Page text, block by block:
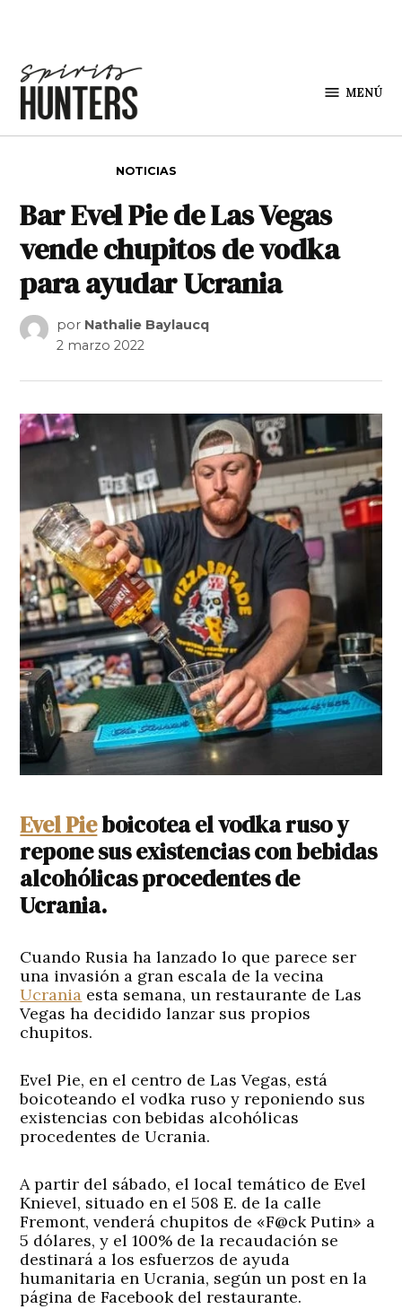
MENÚ
NOTICIAS
Bar Evel Pie de Las Vegas
vende chupitos de vodka
para ayudar Ucrania
por Nathalie Baylaucq
2 marzo 2022
Evel Pieboicotea el vodka ruso y
repone sus existencias con bebidas
alcohólicas procedentes de
Ucrania.
Cuando Rusia ha lanzado lo que parece ser
una invasión a gran escala de la vecina
Ucrania esta semana, un restaurante de Las
Vegas ha decidido lanzar sus propios
chupitos.
Evel Pie, en el centro de Las Vegas, está
boicoteando el vodka ruso y reponiendo sus
existencias con bebidas alcohólicas
procedentes de Ucrania.
A partir del sábado, el local temático de Evel
Knievel, situado en el 508 E. de la calle
Fremont, venderá chupitos de «F@ck Putin» a
5 dólares, y el 100% de la recaudación se
destinará a los esfuerzos de ayuda
humanitaria en Ucrania, según un post en la
página de Facebook del restaurante.